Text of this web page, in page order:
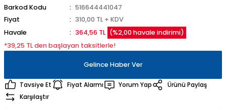
Barkod Kodu
516644441047
Fiyat
310,00 TL + KDV
Havale
364,56 TL (%2,00 havale indirimi)
*39,25 TL den başlayan taksitlerle!
Gelince Haber Ver
Tavsiye Et Fiyat Alarmı Yorum Yap
Ürünü Paylaş
Karşılaştır